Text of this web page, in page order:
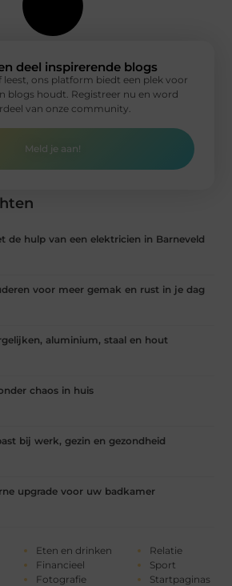
Eten en drinken
Financieel
Fotografie
Relatie
Sport
Startpaginas
de hulp van een elektricien in Barneveld
voor meer gemak en rust in je dag
aluminium, staal en hout
chaos in huis
bij werk, gezin en gezondheid
upgrade voor uw badkamer
deel inspirerende blogs
leest, ons platform biedt een plek voor
blogs houdt. Registreer nu en word
van onze community.
Meld je aan!